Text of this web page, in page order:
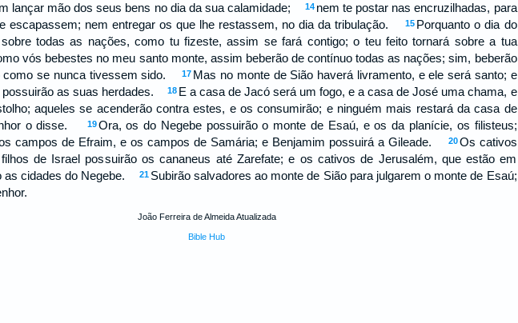
lançar mão dos seus bens no dia da sua calamidade;
14 nem te postar nas encruzilhadas, para
escapassem; nem entregar os que lhe restassem, no dia da tribulação.
15 Porquanto o dia do
todas as nações, como tu fizeste, assim se fará contigo; o teu feito tornará sobre a tua
vós bebestes no meu santo monte, assim beberão de contínuo todas as nações; sim, beberão
como se nunca tivessem sido.
17 Mas no monte de Sião haverá livramento, e ele será santo; e
as suas herdades.
18 E a casa de Jacó será um fogo, e a casa de José uma chama, e
aqueles se acenderão contra estes, e os consumirão; e ninguém mais restará da casa de
o disse.
19 Ora, os do Negebe possuirão o monte de Esaú, e os da planície, os filisteus;
campos de Efraim, e os campos de Samária; e Benjamim possuirá a Gileade.
20 Os cativos
de Israel possuirão os cananeus até Zarefate; e os cativos de Jerusalém, que estão em
as cidades do Negebe.
21 Subirão salvadores ao monte de Sião para julgarem o monte de Esaú;
João Ferreira de Almeida Atualizada
Bible Hub